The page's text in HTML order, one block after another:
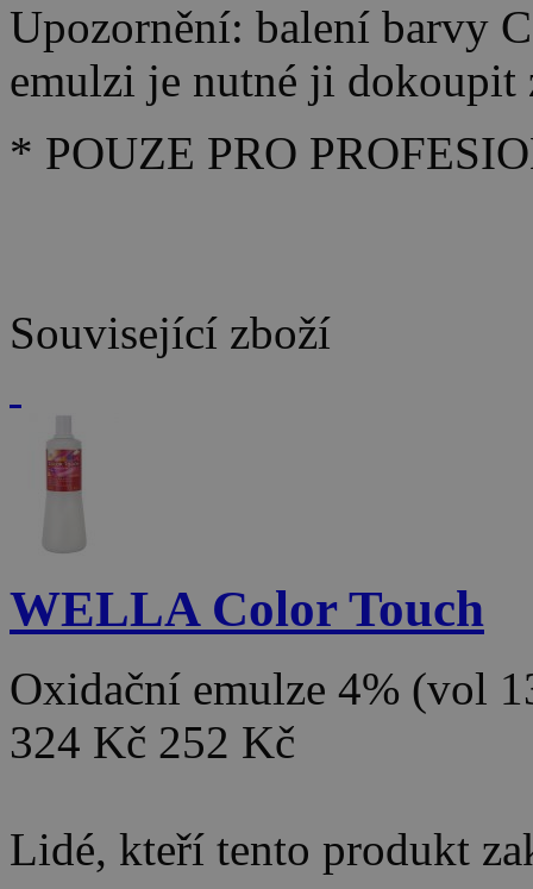
Upozornění: balení barvy
emulzi je nutné ji dokoupit
* POUZE PRO
Související zboží
WELLA Color Touch
Oxidační emulze 4% (vol
324 Kč 252 Kč
Lidé, kteří tento produkt